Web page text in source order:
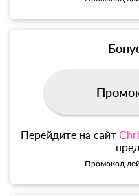
Перейдите на сайт
Промокод